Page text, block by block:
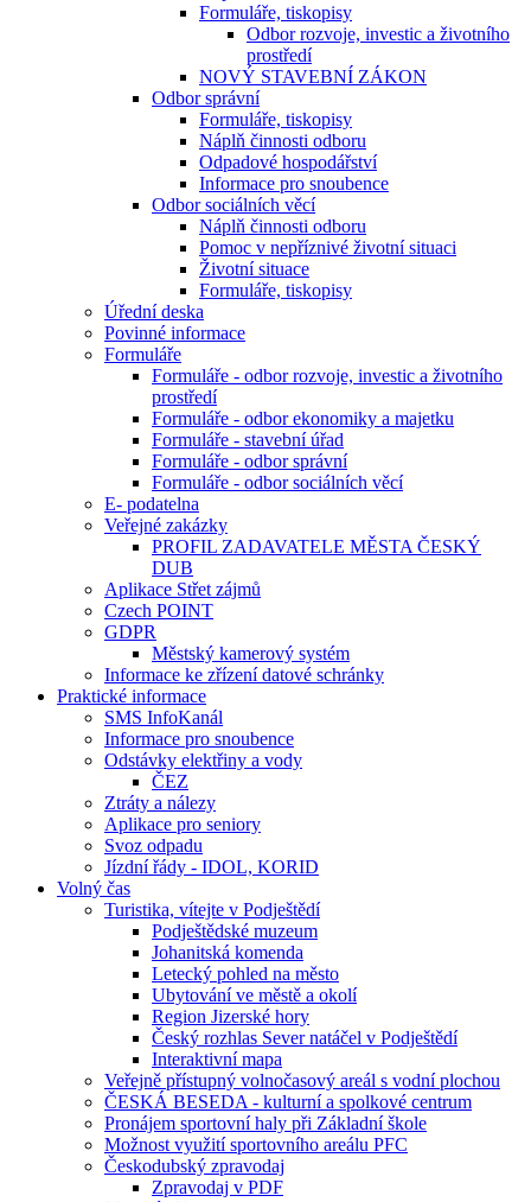
Formuláře, tiskopisy
Odbor rozvoje, investic a životního
prostředí
NOVÝ STAVEBNÍ ZÁKON
Odbor správní
Formuláře, tiskopisy
Náplň činnosti odboru
Odpadové hospodářství
Informace pro snoubence
Odbor sociálních věcí
Náplň činnosti odboru
Pomoc v nepříznivé životní situaci
Životní situace
Formuláře, tiskopisy
Úřední deska
Povinné informace
Formuláře
Formuláře - odbor rozvoje, investic a životního
prostředí
Formuláře - odbor ekonomiky a majetku
Formuláře - stavební úřad
Formuláře - odbor správní
Formuláře - odbor sociálních věcí
E- podatelna
Veřejné zakázky
PROFIL ZADAVATELE MĚSTA ČESKÝ
DUB
Aplikace Střet zájmů
Czech POINT
GDPR
Městský kamerový systém
Informace ke zřízení datové schránky
Praktické informace
SMS InfoKanál
Informace pro snoubence
Odstávky elektřiny a vody
ČEZ
Ztráty a nálezy
Aplikace pro seniory
Svoz odpadu
Jízdní řády - IDOL, KORID
Volný čas
Turistika, vítejte v Podještědí
Podještědské muzeum
Johanitská komenda
Letecký pohled na město
Ubytování ve městě a okolí
Region Jizerské hory
Český rozhlas Sever natáčel v Podještědí
Interaktivní mapa
Veřejně přístupný volnočasový areál s vodní plochou
ČESKÁ BESEDA - kulturní a spolkové centrum
Pronájem sportovní haly při Základní škole
Možnost využití sportovního areálu PFC
Českodubský zpravodaj
Zpravodaj v PDF